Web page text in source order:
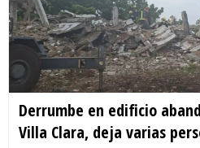
Derrumbe en edificio
Villa Clara, deja varias